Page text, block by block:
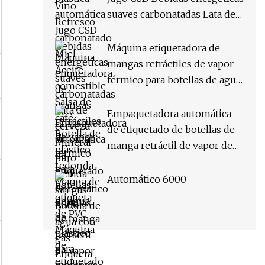
Máquina de etiquetado
suaves carbonatadas Lata de
sin gas Botella de agua con
gas Etiqueta de PVC Máquina
etiquetadora de manga
retráctil
Máquina etiquetadora de
mangas retráctiles de vapor
térmico para botellas de agua
de plástico para mascotas
completamente automática
Empaquetadora automática
de etiquetado de botellas de
manga retráctil de vapor de
Automático 6000